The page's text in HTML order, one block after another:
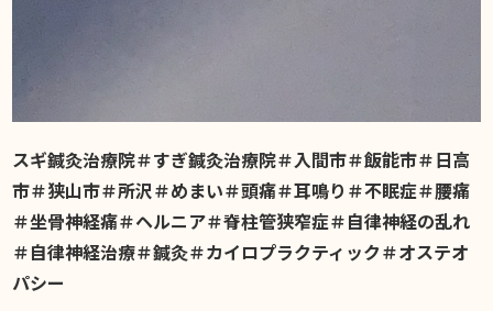
スギ鍼灸治療院＃すぎ鍼灸治療院＃入間市＃飯能市＃日高
市＃狭山市＃所沢＃めまい＃頭痛＃耳鳴り＃不眠症＃腰痛
＃坐骨神経痛＃ヘルニア＃脊柱管狭窄症＃自律神経の乱れ
＃自律神経治療＃鍼灸＃カイロプラクティック＃オステオ
パシー